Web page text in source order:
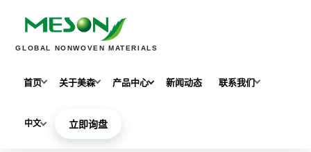
GLOBAL NONWOVEN MATERIALS
首页 关于美森 产品中心 新闻动态 联系我们
中文 立即询盘